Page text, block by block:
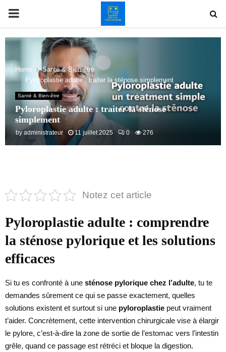
PRIMARY
MENU
Home
Santé & Bien-être
Pyloroplastie adulte : traiter la sténose simplement
Santé & Bien-être
Pyloroplastie adulte : traiter la sténose
simplement
by administrateur 11 juillet 2025 0 276
Notez cet article
Pyloroplastie adulte : comprendre
la sténose pylorique et les solutions
efficaces
Si tu es confronté à une sténose pylorique chez l’adulte, tu te
demandes sûrement ce qui se passe exactement, quelles
solutions existent et surtout si une pyloroplastie peut vraiment
t’aider. Concrètement, cette intervention chirurgicale vise à élargir
le pylore, c’est-à-dire la zone de sortie de l’estomac vers l’intestin
grêle, quand ce passage est rétréci et bloque la digestion.